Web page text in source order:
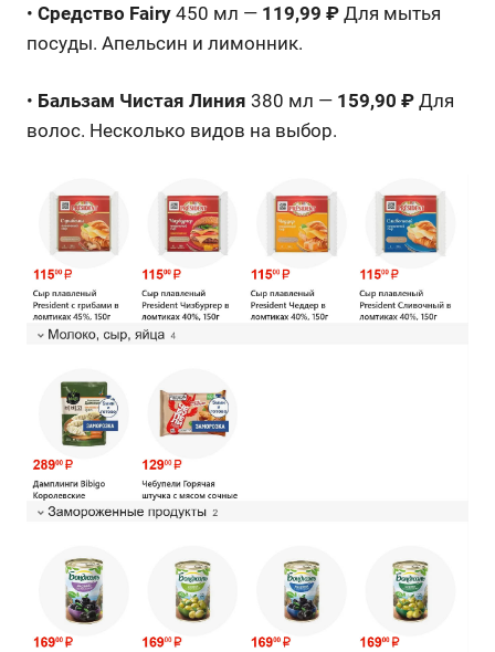
• Средство Fairy 450 мл — 119,99 ₽ Для мытья
посуды. Апельсин и лимонник.
• Бальзам Чистая Линия 380 мл — 159,90 ₽ Для
волос. Несколько видов на выбор.